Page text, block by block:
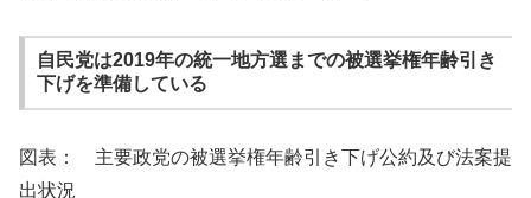
自民党は2019年の統一地方選までの被選挙権年齢引き
下げを準備している
図表： 主要政党の被選挙権年齢引き下げ公約及び法案提
出状況